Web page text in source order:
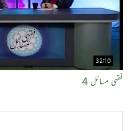
32:10
فقہی مسائل 4